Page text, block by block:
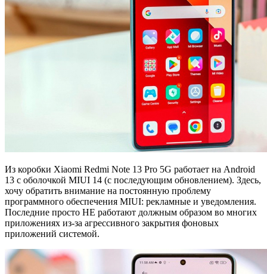
Из коробки Xiaomi Redmi Note 13 Pro 5G работает на Android
13 с оболочкой MIUI 14 (с последующим обновлением). Здесь,
хочу обратить внимание на постоянную проблему
программного обеспечения MIUI: рекламные и уведомления.
Последние просто НЕ работают должным образом во многих
приложениях из-за агрессивного закрытия фоновых
приложений системой.